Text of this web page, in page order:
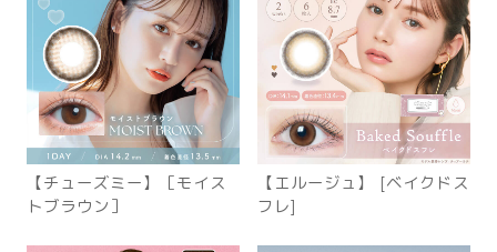
【チューズミー】［モイス
トブラウン］
【エルージュ】 [ベイクドス
フレ]